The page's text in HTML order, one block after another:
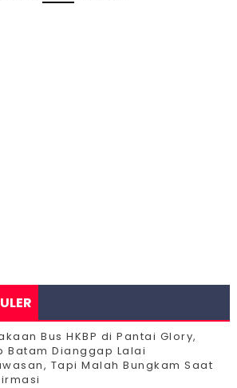
Bus HKBP di Pantai Glory,
Batam Dianggap Lalai
Tapi Malah Bungkam Saat